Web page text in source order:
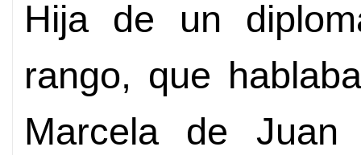
Hija de un
rango, que
Marcela de